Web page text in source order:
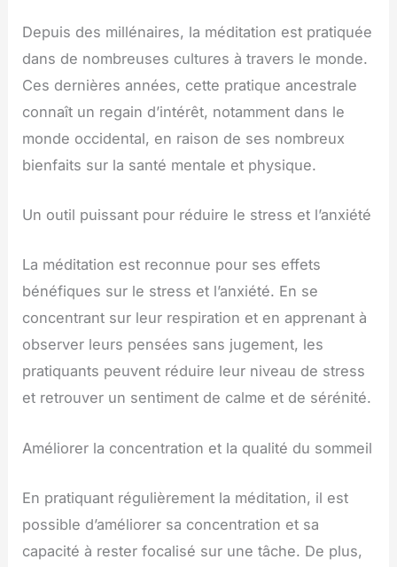
Depuis des millénaires, la méditation est pratiquée
dans de nombreuses cultures à travers le monde.
Ces dernières années, cette pratique ancestrale
connaît un regain d’intérêt, notamment dans le
monde occidental, en raison de ses nombreux
bienfaits sur la santé mentale et physique.
Un outil puissant pour réduire le stress et l’anxiété
La méditation est reconnue pour ses effets
bénéfiques sur le stress et l’anxiété. En se
concentrant sur leur respiration et en apprenant à
observer leurs pensées sans jugement, les
pratiquants peuvent réduire leur niveau de stress
et retrouver un sentiment de calme et de sérénité.
Améliorer la concentration et la qualité du sommeil
En pratiquant régulièrement la méditation, il est
possible d’améliorer sa concentration et sa
capacité à rester focalisé sur une tâche. De plus,